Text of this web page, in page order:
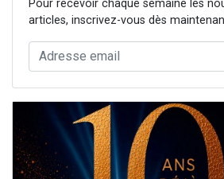
Pour recevoir chaque semaine les
articles, inscrivez-vous dès